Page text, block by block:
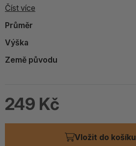
Číst více
Průměr
Výška
Země původu
249 Kč
Vložit do košíku